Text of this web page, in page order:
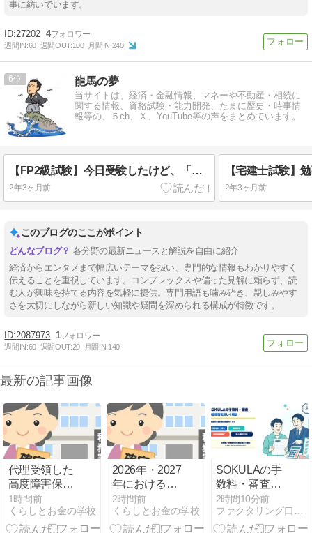
事に紡いでいます。
27202 4
週間IN:60 週間OUT:100 月間IN:240
6 龍馬の夢
当サイトは、経済・金融情報、マネーや不動産・相続に
関する情報、資格試験・能力開発、たまに歴史・時事情
報等の、５ch、Ｘ、YouTube等の声をまとめています。
【FP2級試験】今日受験したけど、「実技」難しかったな！！
2年3ヶ月前 2年3ヶ月前
このブログのここがポイント
各分野の最新ニュースと解説を自由に紹介
経済からエンタメまで幅広いテーマを扱い、専門的な情報もわかりやすく
伝えることを重視しています。コンプレックスや偏った見解に頼らず、読
む人が興味を持てる内容を気軽に提供。専門用語も噛み砕き、親しみやす
さを大切にしながら新しい知識や疑問を深められる構成が特徴です。
2087973 1
週間IN:60 週間OUT:20 月間IN:140
最新の記事画像
代理受領した
高度障害保険
金は誰のも
の？┃税金・
生命保険
1時間前
くらしとお金の学校
2026年・2027
年における新
制度の子育て
世帯への一般
生命保険料控
2時間前
くらしとお金の学校
SOKULAの手
数料・審査・
必要書類を詳
しく解説
2時間10分前